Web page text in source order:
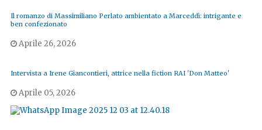
Il romanzo di Massimiliano Perlato ambientato a Marceddì: intrigante e
ben confezionato
Aprile 26, 2026
Intervista a Irene Giancontieri, attrice nella fiction RAI 'Don Matteo'
Aprile 05, 2026